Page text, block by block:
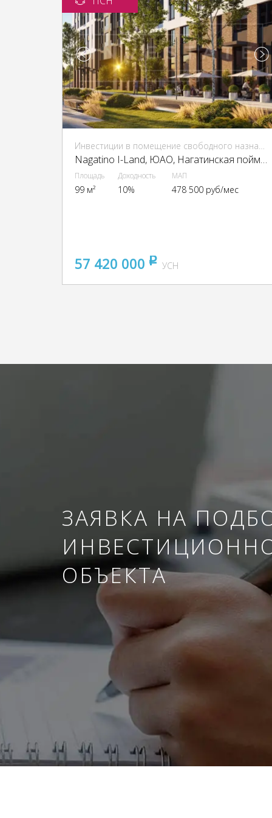
Инвестиции в помещение свободного назначения (ПСН)
Nagatino I-Land, ЮАО, Нагатинская пойма, проектируемый пр-д, 4062, вл.6
Площадь
99 м²
Доходность
10%
МАП
478 500 руб/мес
57 420 000 pуб
УСН
ЗАЯВКА НА
ОБЪЕКТА